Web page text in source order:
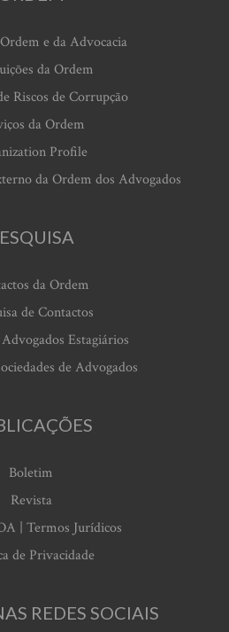
e da Advocacia
da Ordem
Riscos de Corrupção
da Ordem
Profile
da Ordem dos Advogados
da Ordem
de Contactos
Estagiários
de Advogados
Boletim
Revista
| Termos Jurídicos
de Privacidade
REDES SOCIAIS